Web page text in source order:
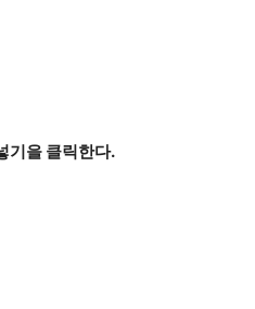
기을 클릭한다.